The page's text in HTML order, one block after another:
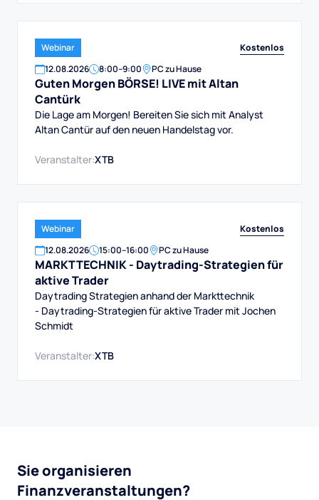
Webinar
Kostenlos
12.08.2026 8:00–9:00 PC zu Hause
Guten Morgen BÖRSE! LIVE mit Altan
Cantürk
Die Lage am Morgen! Bereiten Sie sich mit Analyst
Altan Cantür auf den neuen Handelstag vor.
Veranstalter:XTB
Webinar
Kostenlos
12.08.2026 15:00–16:00 PC zu Hause
MARKTTECHNIK - Daytrading-Strategien für
aktive Trader
Daytrading Strategien anhand der Markttechnik
- Daytrading-Strategien für aktive Trader mit Jochen
Schmidt
Veranstalter:XTB
Sie organisieren
Finanzveranstaltungen?